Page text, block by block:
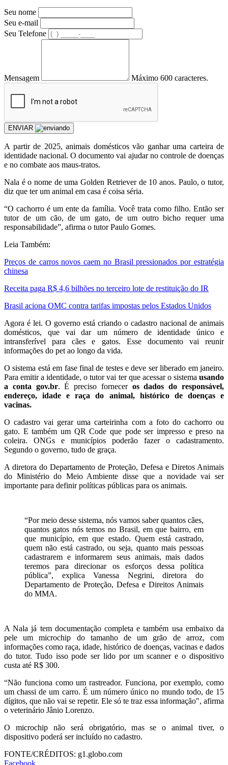
Seu nome
Seu e-mail
Seu Telefone
Mensagem Máximo 600 caracteres.
ENVIAR
A partir de 2025, animais domésticos vão ganhar uma carteira de
identidade nacional. O documento vai ajudar no controle de doenças
e no combate aos maus-tratos.
Nala é o nome de uma Golden Retriever de 10 anos. Paulo, o tutor,
diz que ter um animal em casa é coisa séria.
“O cachorro é um ente da família. Você trata como filho. Então ser
tutor de um cão, de um gato, de um outro bicho requer uma
responsabilidade”, afirma o tutor Paulo Gomes.
Leia Também:
Preços de carros novos caem no Brasil pressionados por estratégia
chinesa
Receita paga R$ 4,6 bilhões no terceiro lote de restituição do IR
Brasil aciona OMC contra tarifas impostas pelos Estados Unidos
Agora é lei. O governo está criando o cadastro nacional de animais
domésticos, que vai dar um número de identidade único e
intransferível para cães e gatos. Esse documento vai reunir
informações do pet ao longo da vida.
O sistema está em fase final de testes e deve ser liberado em janeiro.
Para emitir a identidade, o tutor vai ter que acessar o sistema usando
a conta gov.br. É preciso fornecer os dados do responsável,
endereço, idade e raça do animal, histórico de doenças e
vacinas.
O cadastro vai gerar uma carteirinha com a foto do cachorro ou
gato. E também um QR Code que pode ser impresso e preso na
coleira. ONGs e municípios poderão fazer o cadastramento.
Segundo o governo, tudo de graça.
A diretora do Departamento de Proteção, Defesa e Diretos Animais
do Ministério do Meio Ambiente disse que a novidade vai ser
importante para definir políticas públicas para os animais.
“Por meio desse sistema, nós vamos saber quantos cães,
quantos gatos nós temos no Brasil, em que bairro, em
que município, em que estado. Quem está castrado,
quem não está castrado, ou seja, quanto mais pessoas
cadastrarem e informarem seus animais, mais dados
teremos para direcionar os esforços dessa política
pública”, explica Vanessa Negrini, diretora do
Departamento de Proteção, Defesa e Direitos Animais
do MMA.
A Nala já tem documentação completa e também usa embaixo da
pele um microchip do tamanho de um grão de arroz, com
informações como raça, idade, histórico de doenças, vacinas e dados
do tutor. Tudo isso pode ser lido por um scanner e o dispositivo
custa até R$ 300.
“Não funciona como um rastreador. Funciona, por exemplo, como
um chassi de um carro. É um número único no mundo todo, de 15
dígitos, que não vai se repetir. Ele só te traz essa informação", afirma
o veterinário Jânio Lorenzo.
O microchip não será obrigatório, mas se o animal tiver, o
dispositivo poderá ser incluído no cadastro.
FONTE/CRÉDITOS: g1.globo.com
Facebook